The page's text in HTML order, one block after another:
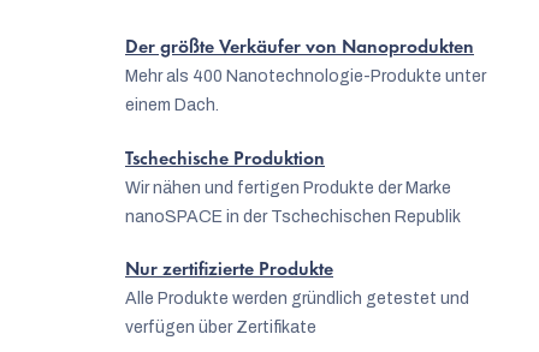
Der größte Verkäufer von Nanoprodukten
Mehr als 400 Nanotechnologie-Produkte unter
einem Dach.
Tschechische Produktion
Wir nähen und fertigen Produkte der Marke
nanoSPACE in der Tschechischen Republik
Nur zertifizierte Produkte
Alle Produkte werden gründlich getestet und
verfügen über Zertifikate